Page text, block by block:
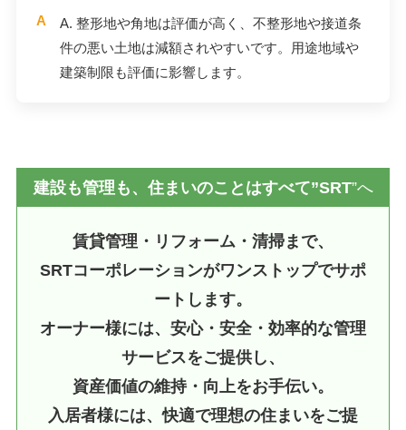
A. 整形地や角地は評価が高く、不整形地や接道条
件の悪い土地は減額されやすいです。用途地域や
建築制限も評価に影響します。
建設も管理も、住まいのことはすべて”SRT”へ
賃貸管理・リフォーム・清掃まで、
SRTコーポレーションがワンストップでサポ
ートします。
オーナー様には、安心・安全・効率的な管理
サービスをご提供し、
資産価値の維持・向上をお手伝い。
入居者様には、快適で理想の住まいをご提